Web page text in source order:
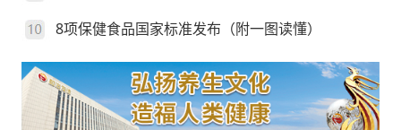
8项保健食品国家标准发布（附一图读懂）